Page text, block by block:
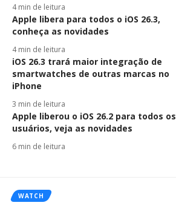
4 min de leitura
Apple libera para todos o iOS 26.3,
conheça as novidades
4 min de leitura
iOS 26.3 trará maior integração de
smartwatches de outras marcas no
iPhone
3 min de leitura
Apple liberou o iOS 26.2 para todos os
usuários, veja as novidades
6 min de leitura
WATCH